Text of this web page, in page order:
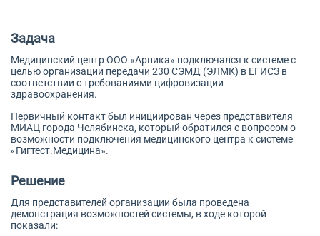
Задача
Медицинский центр ООО «Арника» подключался к системе с
целью организации передачи 230 СЭМД (ЭЛМК) в ЕГИСЗ в
соответствии с требованиями цифровизации
здравоохранения.
Первичный контакт был инициирован через представителя
МИАЦ города Челябинска, который обратился с вопросом о
возможности подключения медицинского центра к системе
«Гигтест.Медицина».
Решение
Для представителей организации была проведена
демонстрация возможностей системы, в ходе которой
показали: